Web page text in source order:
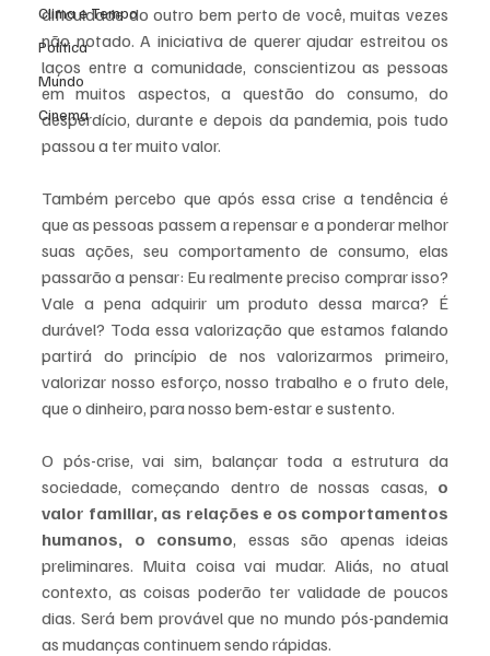
Clima e Tempo
Política
Mundo
Cinema
dificuldade do outro bem perto de você, muitas vezes
não notado. A iniciativa de querer ajudar estreitou os
laços entre a comunidade, conscientizou as pessoas
em muitos aspectos, a questão do consumo, do
desperdício, durante e depois da pandemia, pois tudo
passou a ter muito valor.
Também percebo que após essa crise a tendência é
que as pessoas passem a repensar e a ponderar melhor
suas ações, seu comportamento de consumo, elas
passarão a pensar: Eu realmente preciso comprar isso?
Vale a pena adquirir um produto dessa marca? É
durável? Toda essa valorização que estamos falando
partirá do princípio de nos valorizarmos primeiro,
valorizar nosso esforço, nosso trabalho e o fruto dele,
que o dinheiro, para nosso bem-estar e sustento.
O pós-crise, vai sim, balançar toda a estrutura da
sociedade, começando dentro de nossas casas, o
valor familiar, as relações e os comportamentos
humanos, o consumo, essas são apenas ideias
preliminares. Muita coisa vai mudar. Aliás, no atual
contexto, as coisas poderão ter validade de poucos
dias. Será bem provável que no mundo pós-pandemia
as mudanças continuem sendo rápidas.